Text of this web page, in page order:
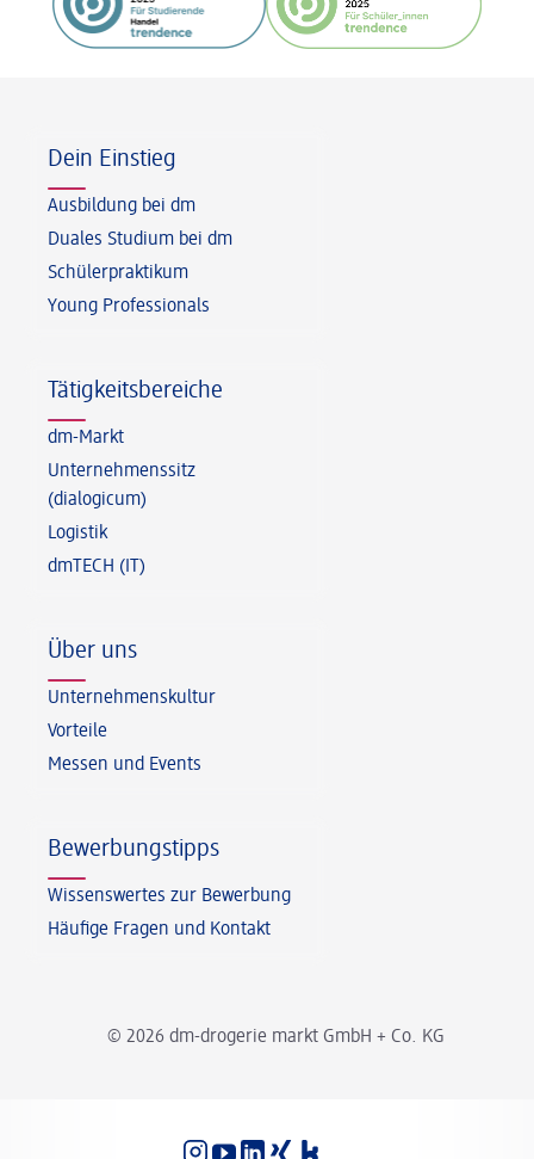
© 2026 dm-drogerie markt GmbH + Co. KG
Dein Einstieg
Ausbildung bei dm
Duales Studium bei dm
Schülerpraktikum
Young Professionals
Tätigkeitsbereiche
dm-Markt
Unternehmenssitz
(dialogicum)
Logistik
dmTECH (IT)
Über uns
Unternehmenskultur
Vorteile
Messen und Events
Bewerbungstipps
Wissenswertes zur Bewerbung
Häufige Fragen und Kontakt